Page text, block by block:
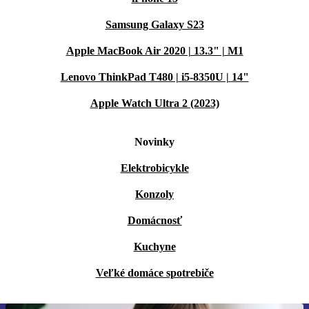
Samsung Galaxy S23
Apple MacBook Air 2020 | 13.3" | M1
Lenovo ThinkPad T480 | i5-8350U | 14"
Apple Watch Ultra 2 (2023)
Novinky
Elektrobicykle
Konzoly
Domácnosť
Kuchyne
Veľké domáce spotrebiče